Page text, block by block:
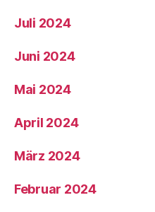
Juli 2024
Juni 2024
Mai 2024
April 2024
März 2024
Februar 2024